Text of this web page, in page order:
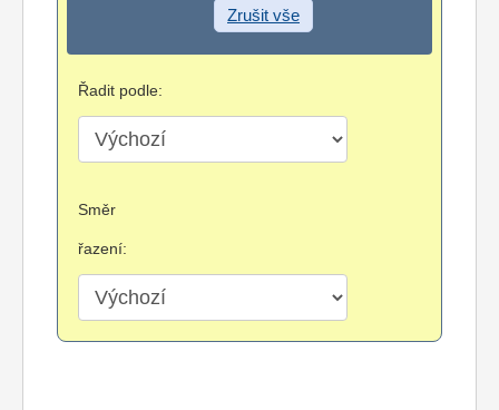
Zrušit vše
Řadit podle:
Směr
řazení: